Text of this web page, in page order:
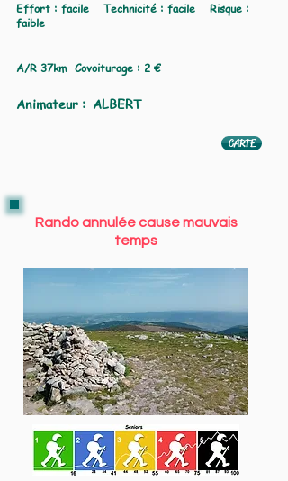
Effort : facile Technicité : facile Risque :
faible
A/R 37km Covoiturage : 2 €
Animateur : ALBERT
CARTE
Rando annulée cause mauvais
temps